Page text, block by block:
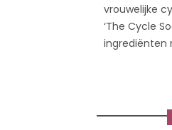
vrouwelijke
‘The Cycle
ingrediënten